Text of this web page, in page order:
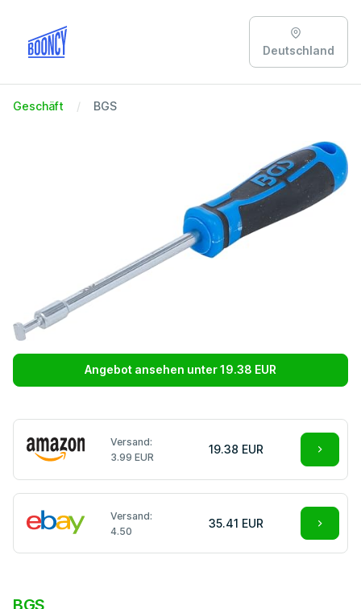
Deutschland
Geschäft BGS
Angebot ansehen unter 19.38 EUR
Versand:
3.99 EUR
19.38 EUR
Versand:
4.50
35.41 EUR